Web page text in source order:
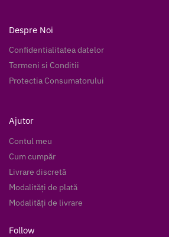
Despre Noi
Confidentialitatea datelor
Termeni si Conditii
Protectia Consumatorului
Ajutor
Contul meu
Cum cumpăr
Livrare discretă
Modalități de plată
Modalități de livrare
Follow